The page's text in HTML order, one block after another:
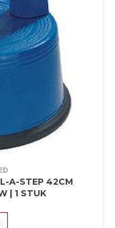
A-STEP 42CM
| 1 STUK